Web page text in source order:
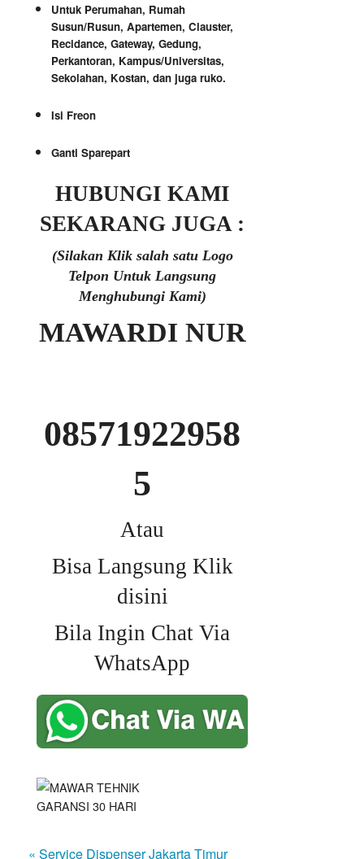
Untuk Perumahan, Rumah
Susun/Rusun, Apartemen, Clauster,
Recidance, Gateway, Gedung,
Perkantoran, Kampus/Universitas,
Sekolahan, Kostan, dan juga ruko.
Isi Freon
Ganti Sparepart
HUBUNGI KAMI
SEKARANG JUGA :
(Silakan Klik salah satu Logo
Telpon Untuk Langsung
Menghubungi Kami)
MAWARDI NUR
08571922958
5
Atau
Bisa Langsung Klik
disini
Bila Ingin Chat Via
WhatsApp
« Service Dispenser Jakarta Timur